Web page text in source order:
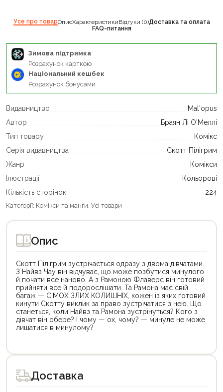
Усе про товарОписХарактеристикиВідгуки (0)Доставка та оплата
FAQ-питання
Зимова підтримка
Розрахунок карткою
Національний кешбек
Розрахунок бонусами
Видавництво
Mal'opus
Автор
Браян Лі О'Меллі
Тип товару
Комікс
Серія видавництва
Скотт Пілігрим
Жанр
Комікси
Ілюстрації
Кольорові
Кількість сторінок
224
Категорії: Комікси та манґи, Усі товари
Опис
Скотт Пілігрим зустрічається одразу з двома дівчатами.
З Найвз Чау він відчуває, що може позбутися минулого
й почати все наново. А з Рамоною Флаверс він готовий
прийняти все й подорослішати. Та Рамона має свій
багаж — СІМОХ ЗЛИХ КОЛИШНІХ, кожен із яких готовий
кинути Скотту виклик за право зустрічатися з нею. Що
станеться, коли Найвз та Рамона зустрінуться? Кого з
дівчат він обере? І чому — ох, чому? — минуле не може
лишатися в минулому?
товар
для
покупки
товар
для
покупкиДоставка